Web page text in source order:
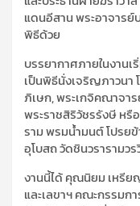
แดนอีสาน พระอาจารย์
พิธีด้วย
บรรยากาศภายในงาน
เป็นพิธีนั่งเจริญภาวนา
ภิเษก, พระเกจิคณาจา
พระราชสิริวัชรรังษี หรื
ราม พรมน้ำมนต์ โปรย
อุโบสถ วัดชินวรารามว
งานนี้ได้ คุณนิยม เหรีย
และเลขาฯ คณะกรรมก